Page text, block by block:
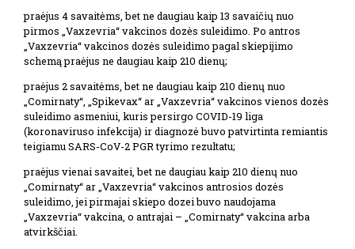
praėjus 4 savaitėms, bet ne daugiau kaip 13 savaičių nuo
pirmos „Vaxzevria“ vakcinos dozės suleidimo. Po antros
„Vaxzevria“ vakcinos dozės suleidimo pagal skiepijimo
schemą praėjus ne daugiau kaip 210 dienų;
praėjus 2 savaitėms, bet ne daugiau kaip 210 dienų nuo
„Comirnaty“, „Spikevax“ ar „Vaxzevria“ vakcinos vienos dozės
suleidimo asmeniui, kuris persirgo COVID-19 liga
(koronaviruso infekcija) ir diagnozė buvo patvirtinta remiantis
teigiamu SARS-CoV-2 PGR tyrimo rezultatu;
praėjus vienai savaitei, bet ne daugiau kaip 210 dienų nuo
„Comirnaty“ ar „Vaxzevria“ vakcinos antrosios dozės
suleidimo, jei pirmajai skiepo dozei buvo naudojama
„Vaxzevria“ vakcina, o antrajai – „Comirnaty“ vakcina arba
atvirkščiai.